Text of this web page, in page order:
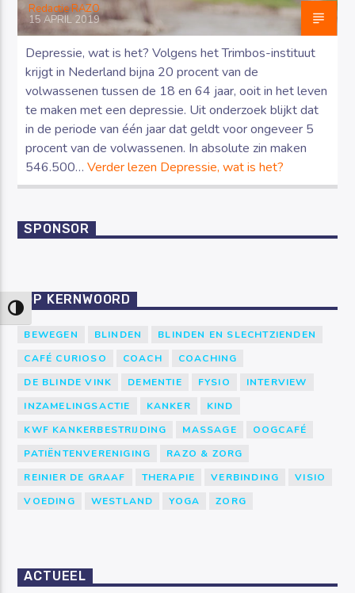
Keuze voor hoog contrast
Redactie RAZO
15 APRIL 2019
Depressie, wat is het? Volgens het Trimbos-instituut
krijgt in Nederland bijna 20 procent van de
volwassenen tussen de 18 en 64 jaar, ooit in het leven
te maken met een depressie. Uit onderzoek blijkt dat
in de periode van één jaar dat geldt voor ongeveer 5
procent van de volwassenen. In absolute zin maken
546.500…Verder lezen Depressie, wat is het?
SPONSOR
OP KERNWOORD
BEWEGEN BLINDEN
BLINDEN EN SLECHTZIENDEN
CAFÉ CURIOSO
COACH
COACHING
DE BLINDE VINK
DEMENTIE FYSIO
INTERVIEW
INZAMELINGSACTIE
KANKER
KIND
KWF KANKERBESTRIJDING
MASSAGE
OOGCAFÉ
PATIËNTENVERENIGING
RAZO & ZORG
REINIER DE GRAAF
THERAPIE VERBINDING
VISIO
VOEDING
WESTLAND YOGA ZORG
ACTUEEL